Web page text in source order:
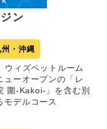
ン
州・沖縄
ウィズペットルーム
ューオープンの「レ
圍-Kakoi-」を含む別
モデルコース